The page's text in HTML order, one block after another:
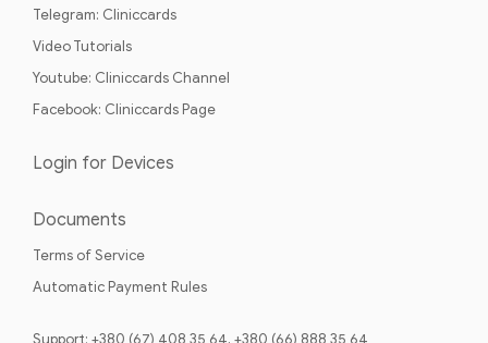
Telegram: Cliniccards
Video Tutorials
Youtube: Cliniccards Channel
Facebook: Cliniccards Page
Login for Devices
Documents
Terms of Service
Automatic Payment Rules
Support: +380 (67) 408 35 64, +380 (66) 888 35 64